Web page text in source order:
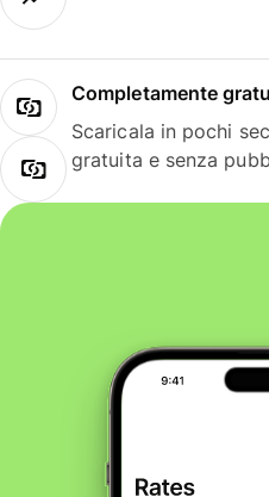
Completamente
Scaricala in pochi
gratuita e senza